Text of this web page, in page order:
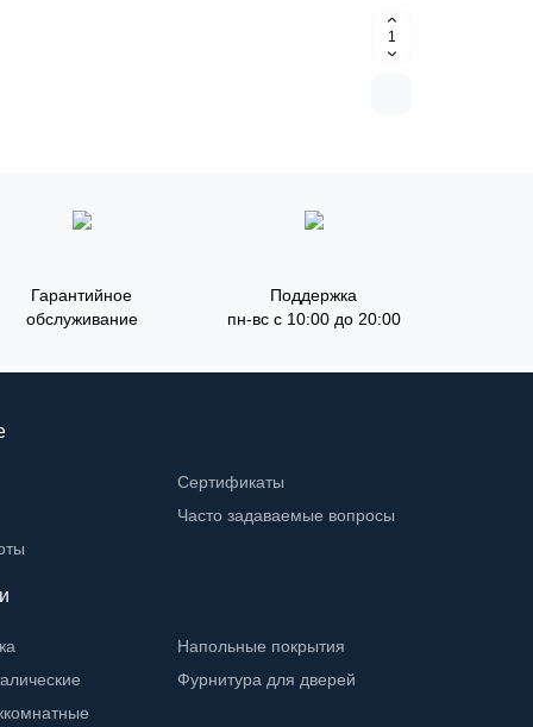
Гарантийное
обслуживание
Поддержка
пн-вс с 10:00 до 20:00
Сертификаты
Часто задаваемые вопросы
Напольные покрытия
Фурнитура для дверей